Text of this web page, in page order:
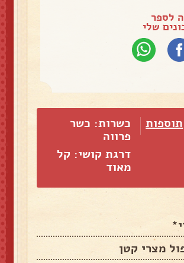
לספר
שלי
תוספות
כשרות: כשר
פרווה
דרגת קושי: קל
מאוד